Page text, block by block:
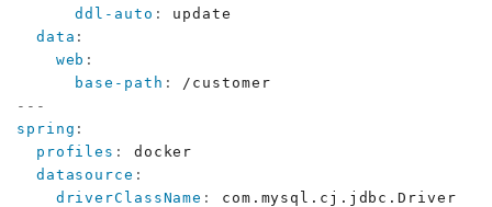
ddl-auto :
update
data :
web :
base-path :
---
spring :
profiles :
docker
datasource :
driverClassName :
com.mysql.cj.jdbc.Driver